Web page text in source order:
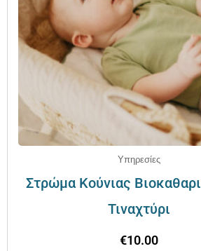
Υπηρεσίες
Στρώμα Κούνιας
Τιναχτύρι
€10.00